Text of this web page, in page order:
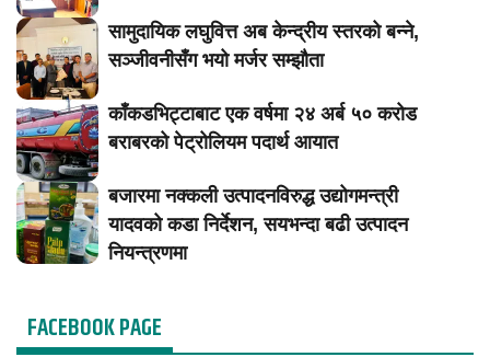
सामुदायिक लघुवित्त अब केन्द्रीय स्तरको बन्ने,
सञ्जीवनीसँग भयो मर्जर सम्झौता
काँकडभिट्टाबाट एक वर्षमा २४ अर्ब ५० करोड
बराबरको पेट्रोलियम पदार्थ आयात
बजारमा नक्कली उत्पादनविरुद्ध उद्योगमन्त्री
यादवको कडा निर्देशन, सयभन्दा बढी उत्पादन
नियन्त्रणमा
FACEBOOK PAGE